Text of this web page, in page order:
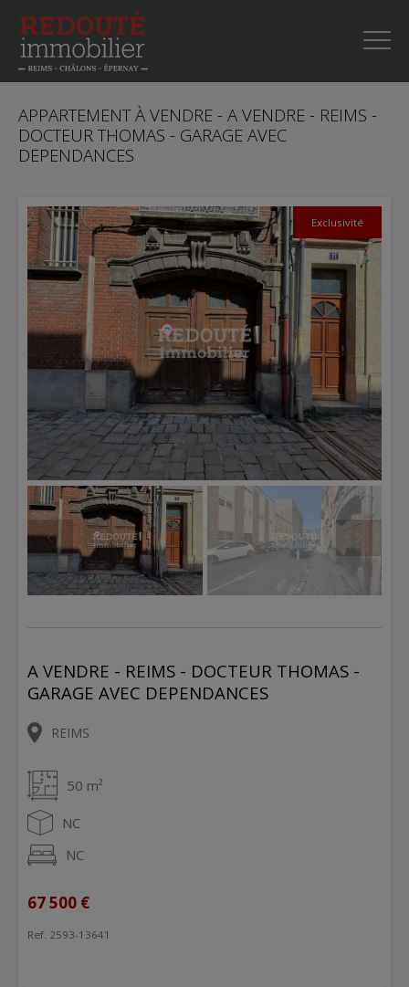
APPARTEMENT À VENDRE - A VENDRE - REIMS -
DOCTEUR THOMAS - GARAGE AVEC
DEPENDANCES
Exclusivité
A VENDRE - REIMS - DOCTEUR THOMAS -
GARAGE AVEC DEPENDANCES
REIMS
50 m²
NC
NC
67 500 €
Ref. 2593-13641